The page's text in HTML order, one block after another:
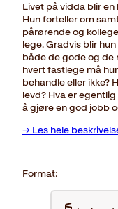
Livet på vidda blir
Hun forteller om
pårørende og
lege. Gradvis blir
både de gode og de
hvert fastlege må
behandle eller ikke?
levd? Hva er
å gjøre en god jobb
→ Les hele
Format: